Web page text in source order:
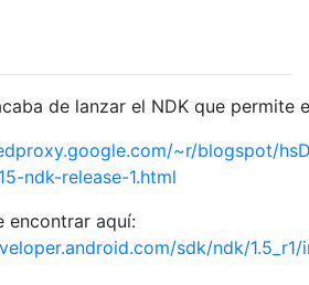
de lanzar el NDK que permite
~r/blogspot/
ndk-release-1.html
encontrar aquí:
sdk/ndk/1.5_r1/